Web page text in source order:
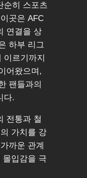
순히 스포츠
곳은 AFC
연결을 상
하부 리그
르기까지
어왔으며,
팬들과의
다.
전통과 철
가치를 강
까운 관계
몰입감을 극